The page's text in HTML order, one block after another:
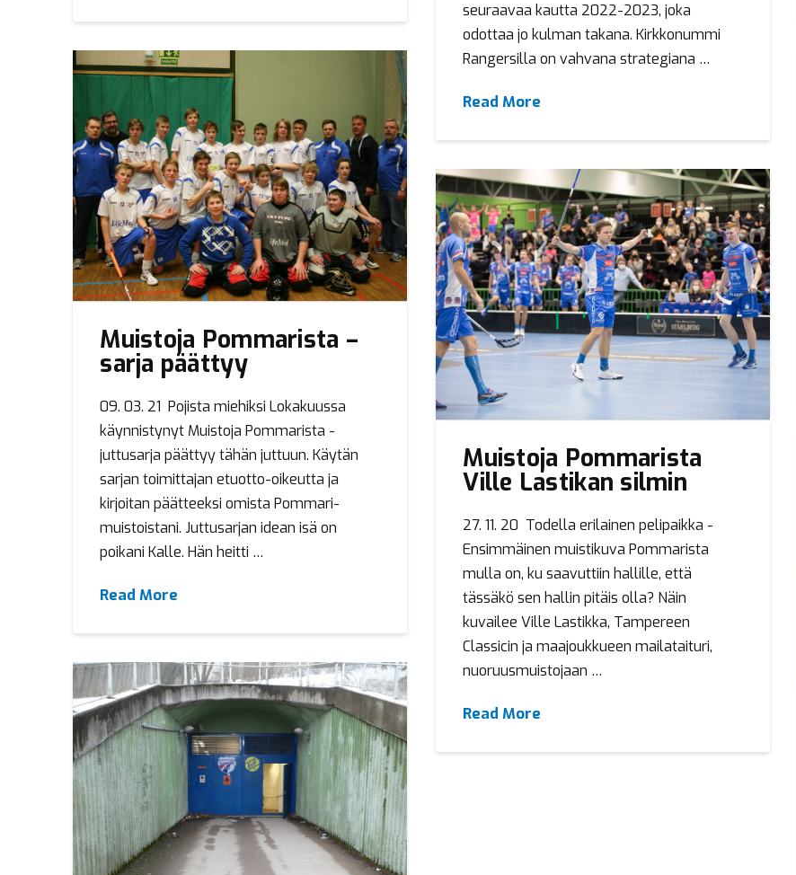
seuraavaa kautta 2022-2023, joka
odottaa jo kulman takana. Kirkkonummi
Rangersilla on vahvana strategiana …
Read More
Muistoja Pommarista –
sarja päättyy
09. 03. 21 Pojista miehiksi Lokakuussa
käynnistynyt Muistoja Pommarista -
juttusarja päättyy tähän juttuun. Käytän
sarjan toimittajan etuotto-oikeutta ja
kirjoitan päätteeksi omista Pommari-
muistoistani. Juttusarjan idean isä on
poikani Kalle. Hän heitti …
Read More
Muistoja Pommarista
Ville Lastikan silmin
27. 11. 20 Todella erilainen pelipaikka -
Ensimmäinen muistikuva Pommarista
mulla on, ku saavuttiin hallille, että
tässäkö sen hallin pitäis olla? Näin
kuvailee Ville Lastikka, Tampereen
Classicin ja maajoukkueen mailataituri,
nuoruusmuistojaan …
Read More